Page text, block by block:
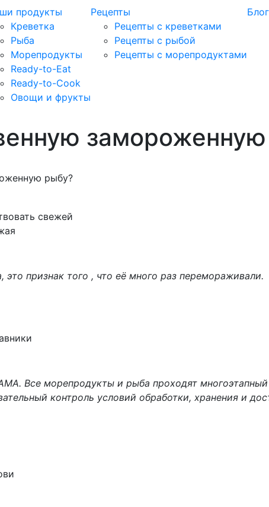
продукты
Креветка
Рыба
Морепродукты
Ready-to-Eat
Ready-to-Cook
Овощи и фрукты
Рецепты
Рецепты c креветками
Рецепты с рыбой
Рецепты с морепродуктами
Блог
рыбу?
свежей
признак того , что её много раз перемораживали.
Все морепродукты и рыба проходят
контроль условий обработки, хранения и